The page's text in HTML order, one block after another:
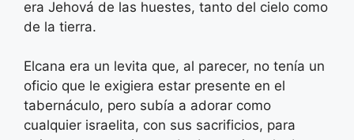
era Jehová de las huestes, tanto del cielo como
de la tierra.
Elcana era un levita que, al parecer, no tenía un
oficio que le exigiera estar presente en el
tabernáculo, pero subía a adorar como
cualquier israelita, con sus sacrificios, para